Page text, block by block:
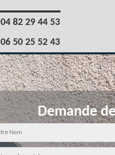
04 82 29 44 53
06 50 25 52 43
Demande